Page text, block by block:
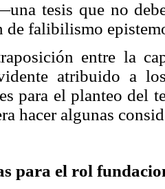
tesis que no
de falibilismo
entre la
atribuido a
para el planteo del
hacer algunas
para el rol